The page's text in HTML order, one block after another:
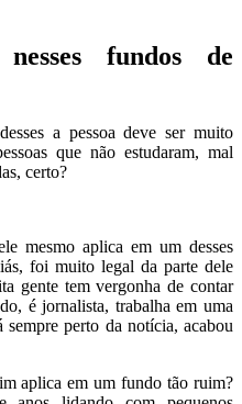
fundos de
a pessoa deve ser muito
que não estudaram, mal
certo?
mesmo aplica em um desses
foi muito legal da parte dele
gente tem vergonha de contar
é jornalista, trabalha em uma
perto da notícia, acabou
aplica em um fundo tão ruim?